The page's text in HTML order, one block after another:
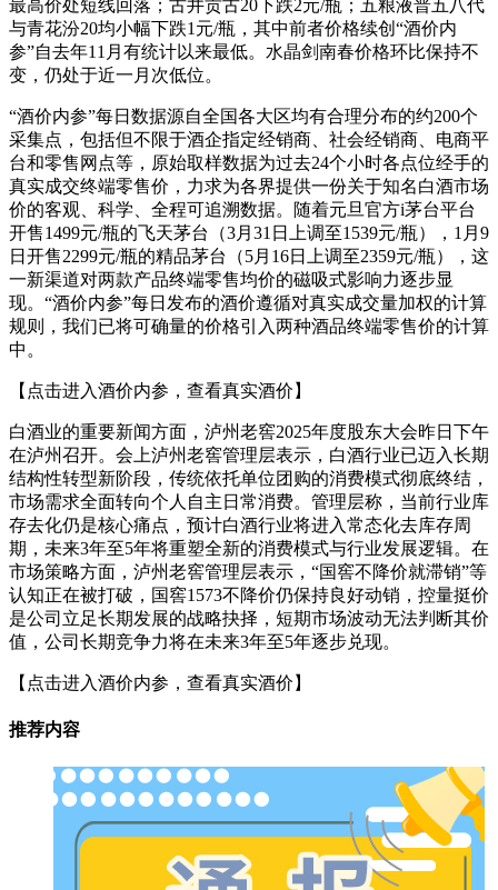
最高价处短线回落；古井贡古20下跌2元/瓶；五粮液普五八代
与青花汾20均小幅下跌1元/瓶，其中前者价格续创“酒价内
参”自去年11月有统计以来最低。水晶剑南春价格环比保持不
变，仍处于近一月次低位。
“酒价内参”每日数据源自全国各大区均有合理分布的约200个
采集点，包括但不限于酒企指定经销商、社会经销商、电商平
台和零售网点等，原始取样数据为过去24个小时各点位经手的
真实成交终端零售价，力求为各界提供一份关于知名白酒市场
价的客观、科学、全程可追溯数据。随着元旦官方i茅台平台
开售1499元/瓶的飞天茅台（3月31日上调至1539元/瓶），1月9
日开售2299元/瓶的精品茅台（5月16日上调至2359元/瓶），这
一新渠道对两款产品终端零售均价的磁吸式影响力逐步显
现。“酒价内参”每日发布的酒价遵循对真实成交量加权的计算
规则，我们已将可确量的价格引入两种酒品终端零售价的计算
中。
【点击进入酒价内参，查看真实酒价】
白酒业的重要新闻方面，泸州老窖2025年度股东大会昨日下午
在泸州召开。会上泸州老窖管理层表示，白酒行业已迈入长期
结构性转型新阶段，传统依托单位团购的消费模式彻底终结，
市场需求全面转向个人自主日常消费。管理层称，当前行业库
存去化仍是核心痛点，预计白酒行业将进入常态化去库存周
期，未来3年至5年将重塑全新的消费模式与行业发展逻辑。在
市场策略方面，泸州老窖管理层表示，“国窖不降价就滞销”等
认知正在被打破，国窖1573不降价仍保持良好动销，控量挺价
是公司立足长期发展的战略抉择，短期市场波动无法判断其价
值，公司长期竞争力将在未来3年至5年逐步兑现。
【点击进入酒价内参，查看真实酒价】
推荐内容